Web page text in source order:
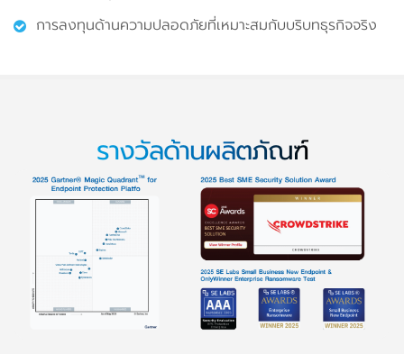
การลงทุนด้านความปลอดภัยที่เหมาะสมกับบริบทธุรกิจจริง
รางวัลด้านผลิตภัณฑ์